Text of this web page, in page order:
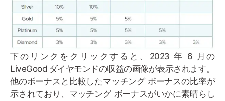
下のリンクをクリックすると、2023 年 6 月の
LiveGood ダイヤモンドの収益の画像が表示されます。
他のボーナスと比較したマッチング ボーナスの比率が
示されており、マッチング ボーナスがいかに素晴らし